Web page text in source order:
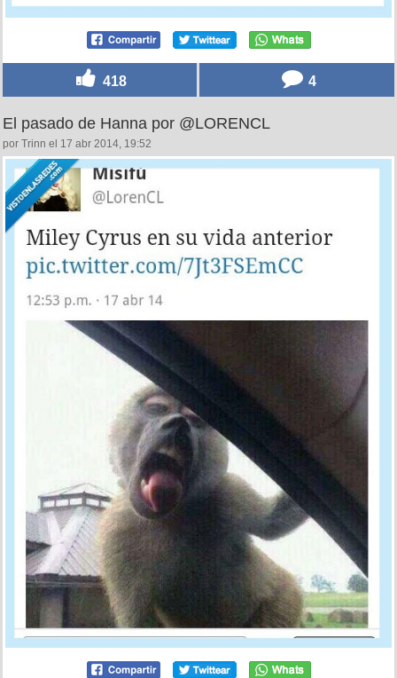
418 4
El pasado de Hanna por @LORENCL
por Trinn el 17 abr 2014, 19:52